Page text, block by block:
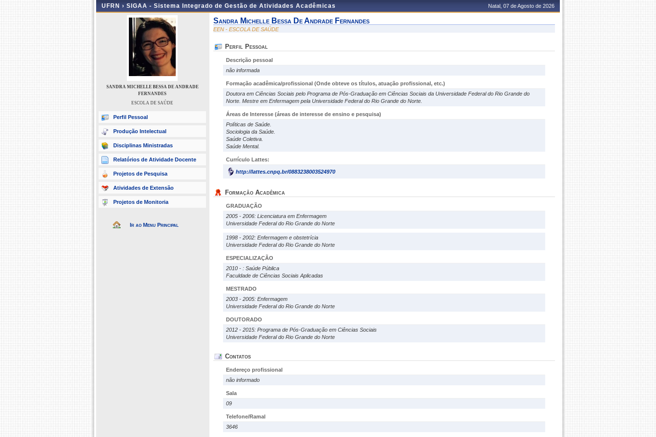
UFRN › SIGAA - Sistema Integrado de Gestão de Atividades Acadêmicas Natal, 07 de Agosto de 2026
SANDRA MICHELLE BESSA DE ANDRADE
FERNANDES
ESCOLA DE SAÚDE
Perfil Pessoal
Produção Intelectual
Disciplinas Ministradas
Relatórios de Atividade Docente
Projetos de Pesquisa
Atividades de Extensão
Projetos de Monitoria
Ir ao Menu Principal
Sandra Michelle Bessa De Andrade Fernandes
EEN - ESCOLA DE SAÚDE
Perfil Pessoal
Descrição pessoal
não informada
Formação acadêmica/profissional (Onde obteve os títulos, atuação profissional, etc.)
Doutora em Ciências Sociais pelo Programa de Pós-Graduação em Ciências Sociais da Universidade Federal do Rio Grande do
Norte. Mestre em Enfermagem pela Universidade Federal do Rio Grande do Norte.
Áreas de Interesse (áreas de interesse de ensino e pesquisa)
Políticas de Saúde.
Sociologia da Saúde.
Saúde Coletiva.
Saúde Mental.
Currículo Lattes:
http://lattes.cnpq.br/0883238003524970
Formação Acadêmica
GRADUAÇÃO
2005 - 2006: Licenciatura em Enfermagem
Universidade Federal do Rio Grande do Norte
1998 - 2002: Enfermagem e obstetrícia
Universidade Federal do Rio Grande do Norte
ESPECIALIZAÇÃO
2010 - : Saúde Pública
Faculdade de Ciências Sociais Aplicadas
MESTRADO
2003 - 2005: Enfermagem
Universidade Federal do Rio Grande do Norte
DOUTORADO
2012 - 2015: Programa de Pós-Graduação em Ciências Sociais
Universidade Federal do Rio Grande do Norte
Contatos
Endereço profissional
não informado
Sala
09
Telefone/Ramal
3646